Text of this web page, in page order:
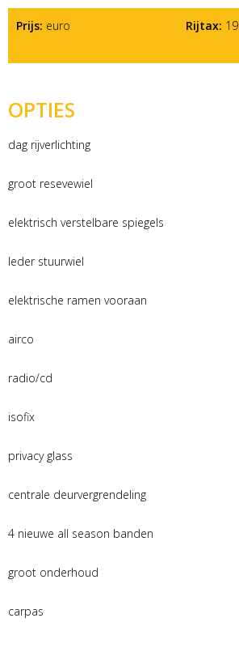
Prijs: euro Rijtax:
OPTIES
dag rijverlichting
groot resevewiel
elektrisch verstelbare spiegels
leder stuurwiel
elektrische ramen vooraan
airco
radio/cd
isofix
privacy glass
centrale deurvergrendeling
4 nieuwe all season banden
groot onderhoud
carpas